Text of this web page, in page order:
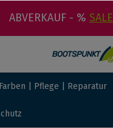
ABVERKAUF - % SALE
Farben | Pflege | Reparatur